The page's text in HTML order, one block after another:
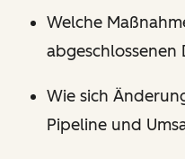
Welche
abgeschlossenen
Wie sich
Pipeline und